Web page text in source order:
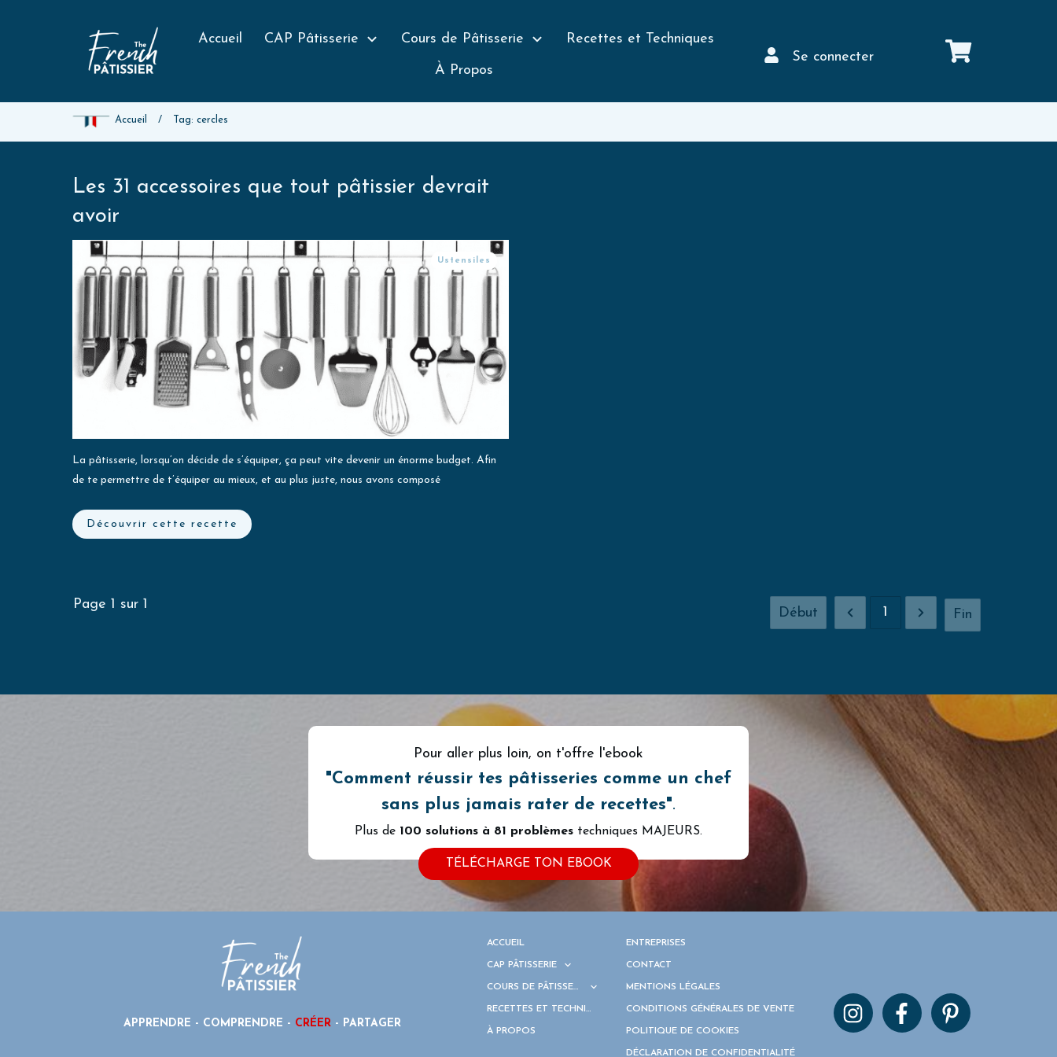
Accueil CAP Pâtisserie Cours de Pâtisserie Recettes et Techniques
À Propos
Se connecter
Accueil / Tag: cercles
Les 31 accessoires que tout pâtissier devrait
avoir
Ustensiles
La pâtisserie, lorsqu’on décide de s’équiper, ça peut vite devenir un énorme budget. Afin
de te permettre de t’équiper au mieux, et au plus juste, nous avons composé
Découvrir cette recette
Page 1 sur 1
Début 1 Fin
Pour aller plus loin, on t'offre l'ebook
"Comment réussir tes pâtisseries comme un chef
sans plus jamais rater de recettes".
Plus de 100 solutions à 81 problèmes techniques MAJEURS.
TÉLÉCHARGE TON EBOOK
APPRENDRE - COMPRENDRE - CRÉER- PARTAGER
ACCUEIL
CAP PÂTISSERIE
COURS DE PÂTISSERIE
RECETTES ET TECHNIQUES
À PROPOS
ENTREPRISES
CONTACT
MENTIONS LÉGALES
CONDITIONS GÉNÉRALES DE VENTE
POLITIQUE DE COOKIES
DÉCLARATION DE CONFIDENTIALITÉ